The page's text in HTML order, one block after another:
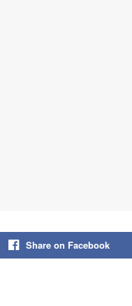
Share on Facebook